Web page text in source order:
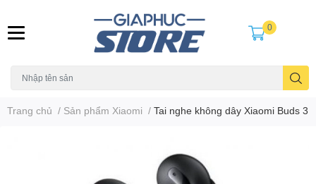
0
Trang chủ / Sản phẩm Xiaomi / Tai nghe không dây Xiaomi Buds 3